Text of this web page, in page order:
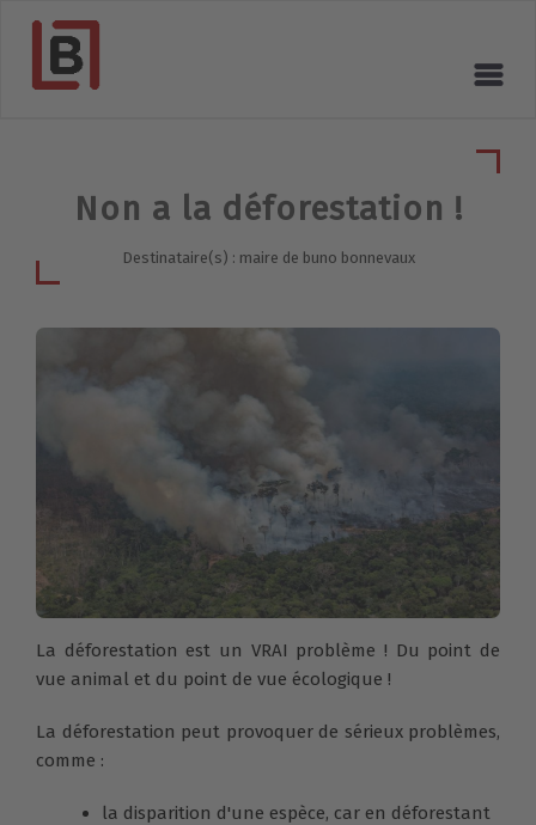
Non a la déforestation !
Destinataire(s) : maire de buno bonnevaux
La déforestation est un VRAI problème ! Du point de
vue animal et du point de vue écologique !
La déforestation peut provoquer de sérieux problèmes,
comme :
la disparition d'une espèce, car en déforestant